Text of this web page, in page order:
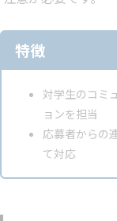
特徴
対学生のコミ
ョンを担当
応募者からの
て対応